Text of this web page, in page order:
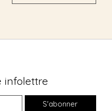
infolettre
S'abonner